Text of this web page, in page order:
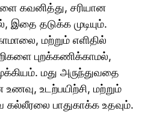
கவனித்து, சரியான
தடுக்க முடியும்.
மற்றும் எளிதில்
புறக்கணிக்காமல்,
மது அருந்துவதை
உடற்பயிற்சி, மற்றும்
பாதுகாக்க உதவும்.